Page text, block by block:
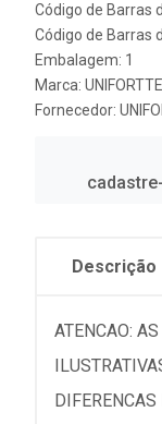
Código de Barras
Código de Barras
Embalagem: 1
Marca: UNIFORTTE
Fornecedor:
Descrição
ATENCAO: